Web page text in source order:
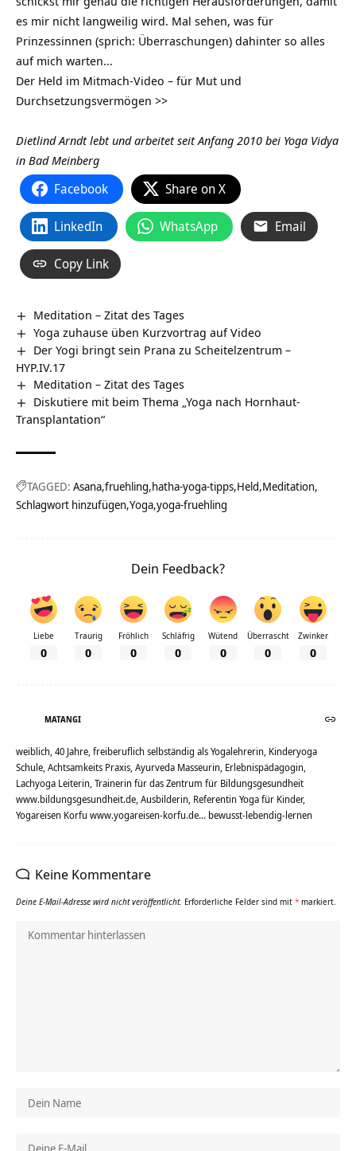
es mir nicht langweilig wird. Mal sehen, was für
Prinzessinnen (sprich: Überraschungen) dahinter so alles
auf mich warten…
Der Held im Mitmach-Video – für Mut und
Durchsetzungsvermögen >>
Dietlind Arndt lebt und arbeitet seit Anfang 2010 bei Yoga Vidya
in Bad Meinberg
Facebook Share on X
LinkedIn WhatsApp Email
Copy Link
Meditation – Zitat des Tages
Yoga zuhause üben Kurzvortrag auf Video
Der Yogi bringt sein Prana zu Scheitelzentrum –
HYP.IV.17
Meditation – Zitat des Tages
Diskutiere mit beim Thema „Yoga nach Hornhaut-
Transplantation“
TAGGED: Asana fruehling hatha-yoga-tipps Held Meditation
Schlagwort hinzufügen Yoga yoga-fruehling
Dein Feedback?
Liebe
0
Traurig
0
Fröhlich
0
Schläfrig
0
Wütend
0
Überrascht
0
Zwinker
0
MATANGI
weiblich, 40 Jahre, freiberuflich selbständig als Yogalehrerin, Kinderyoga
Schule, Achtsamkeits Praxis, Ayurveda Masseurin, Erlebnispädagogin,
Lachyoga Leiterin, Trainerin für das Zentrum für Bildungsgesundheit
www.bildungsgesundheit.de, Ausbilderin, Referentin Yoga für Kinder,
Yogareisen Korfu www.yogareisen-korfu.de... bewusst-lebendig-lernen
Keine Kommentare
Deine E-Mail-Adresse wird nicht veröffentlicht. Erforderliche Felder sind mit * markiert.